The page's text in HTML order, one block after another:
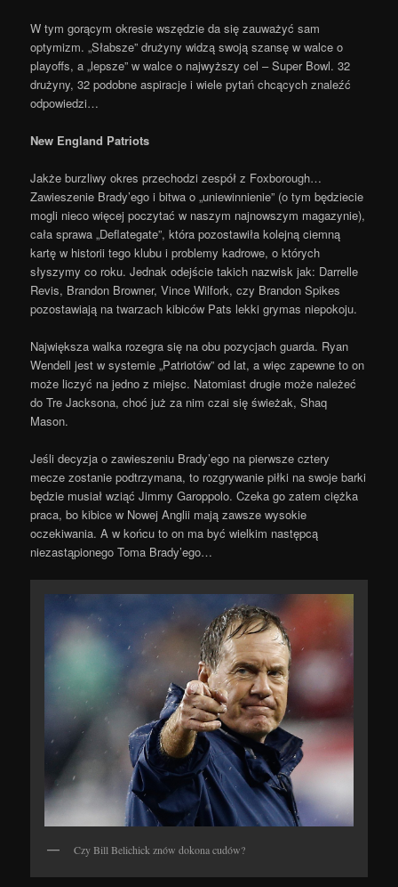
W tym gorącym okresie wszędzie da się zauważyć sam
optymizm. „Słabsze” drużyny widzą swoją szansę w walce o
playoffs, a „lepsze” w walce o najwyższy cel – Super Bowl. 32
drużyny, 32 podobne aspiracje i wiele pytań chcących znaleźć
odpowiedzi…
New England Patriots
Jakże burzliwy okres przechodzi zespół z Foxborough…
Zawieszenie Brady’ego i bitwa o „uniewinnienie” (o tym będziecie
mogli nieco więcej poczytać w naszym najnowszym magazynie),
cała sprawa „Deflategate”, która pozostawiła kolejną ciemną
kartę w historii tego klubu i problemy kadrowe, o których
słyszymy co roku. Jednak odejście takich nazwisk jak: Darrelle
Revis, Brandon Browner, Vince Wilfork, czy Brandon Spikes
pozostawiają na twarzach kibiców Pats lekki grymas niepokoju.
Największa walka rozegra się na obu pozycjach guarda. Ryan
Wendell jest w systemie „Patriotów” od lat, a więc zapewne to on
może liczyć na jedno z miejsc. Natomiast drugie może należeć
do Tre Jacksona, choć już za nim czai się świeżak, Shaq
Mason.
Jeśli decyzja o zawieszeniu Brady’ego na pierwsze cztery
mecze zostanie podtrzymana, to rozgrywanie piłki na swoje barki
będzie musiał wziąć Jimmy Garoppolo. Czeka go zatem ciężka
praca, bo kibice w Nowej Anglii mają zawsze wysokie
oczekiwania. A w końcu to on ma być wielkim następcą
niezastąpionego Toma Brady’ego…
Czy Bill Belichick znów dokona cudów?